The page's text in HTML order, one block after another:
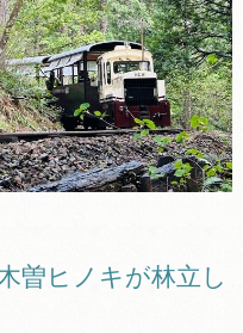
曽ヒノキが林立し